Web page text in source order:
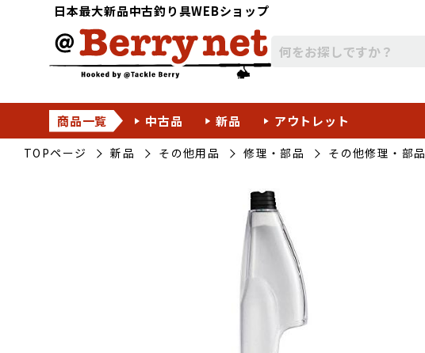
日本最大新品中古釣り具WEBショップ
商品一覧 中古品 新品 アウトレット
TOPページ 新品 その他用品 修理・部品 その他修理・部品